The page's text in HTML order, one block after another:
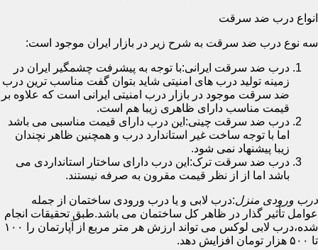
انواع درب ضد سرقت
سه نوع درب ضد سرقت به شرح زیر در بازار ایران موجود است:
درب ضد سرقت ایرانی:با توجه به پیشرفت چشمگیر ایران در
زمینه تولید درب های امنیتی شاید بتوان گفت مناسب ترین درب
ضد سرقت موجود در بازار درب امنیتی ایرانی است که علاوه بر
قیمت مناسب دارای ظاهری زیبا هم است.
درب ضد سرقت چینی:این درب دارای قیمت مناسبی می باشد
اما با توجه ساخت غیر استاندارد درب و همچنین ظاهر نچندان
زیبا پیشنهاد نمی شود.
درب ضد سرقت ترک:این درب دارای ساختار استانداردی می
باشد اما از از نظر قیمت مقرون به صرفه نیستند.
درب ورودی منزل:درب لابی و یا درب ورودی ساختمان از جمله
عوامل تأثیر گذار در ظاهر کل ساختمان می باشد.طبق تحقیقات انجام
شده،درب لابی لوکس می تواند ارزش هر متر مربع از آپارتمان را ۱۰۰
تا ۵۰۰ هزار تومان افزایش دهد.